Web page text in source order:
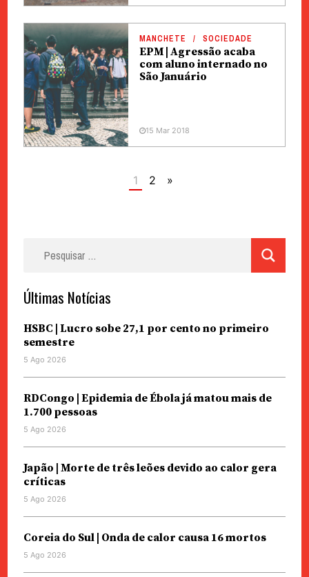
MANCHETE SOCIEDADE
EPM | Agressão acaba
com aluno internado no
São Januário
15 Mar 2018
1 2 »
Últimas Notícias
HSBC | Lucro sobe 27,1 por cento no primeiro
semestre
5 Ago 2026
RDCongo | Epidemia de Ébola já matou mais de
1.700 pessoas
5 Ago 2026
Japão | Morte de três leões devido ao calor gera
críticas
5 Ago 2026
Coreia do Sul | Onda de calor causa 16 mortos
5 Ago 2026